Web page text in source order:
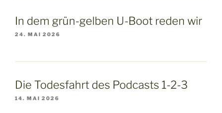
In dem grün-gelben U-Boot reden wir
24. MAI 2026
Die Todesfahrt des Podcasts 1-2-3
14. MAI 2026